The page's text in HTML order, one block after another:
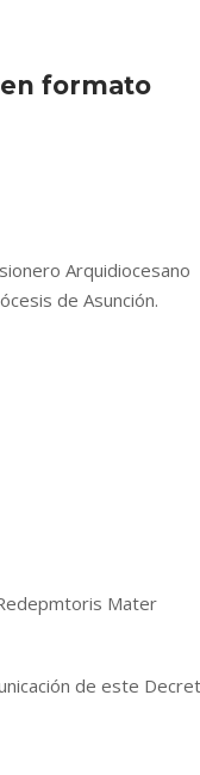
formato
Arquidiocesano
de Asunción.
Mater
de este